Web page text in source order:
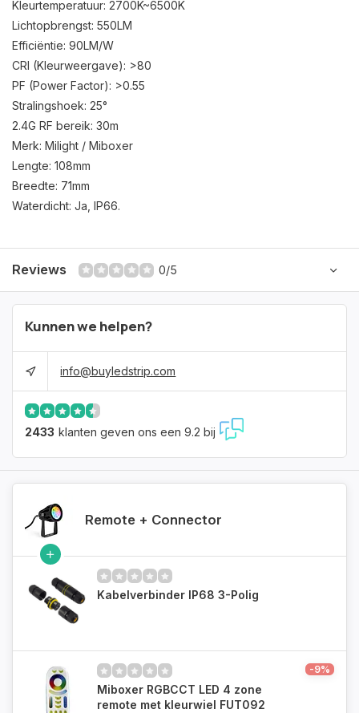
Kleurtemperatuur: 2700K~6500K
Lichtopbrengst: 550LM
Efficiëntie: 90LM/W
CRI (Kleurweergave): >80
PF (Power Factor): >0.55
Stralingshoek: 25°
2.4G RF bereik: 30m
Merk: Milight / Miboxer
Lengte: 108mm
Breedte: 71mm
Waterdicht: Ja, IP66.
Reviews 0/5
Kunnen we helpen?
info@buyledstrip.com
2433 klanten geven ons een 9.2 bij
Remote + Connector
Kabelverbinder IP68 3-Polig
Miboxer RGBCCT LED 4 zone
remote met kleurwiel FUT092
-9%